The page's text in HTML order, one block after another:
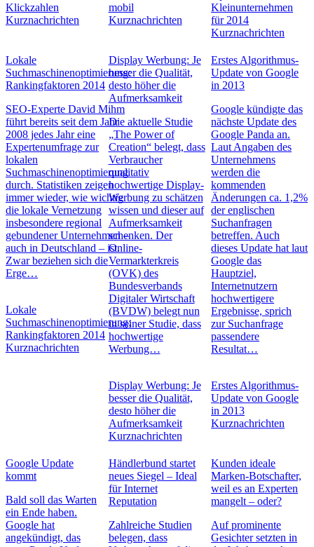
Klickzahlen
Kurznachrichten
mobil
Kurznachrichten
Kleinunternehmen
für 2014
Kurznachrichten
Lokale
Suchmaschinenoptimierung:
Rankingfaktoren 2014
SEO-Experte David Mihm
führt bereits seit dem Jahr
2008 jedes Jahr eine
Expertenumfrage zur
lokalen
Suchmaschinenoptimierung
durch. Statistiken zeigen
immer wieder, wie wichtig
die lokale Vernetzung
insbesondere regional
gebundener Unternehmen –
auch in Deutschland – ist.
Zwar beziehen sich die
Erge…
Lokale
Suchmaschinenoptimierung:
Rankingfaktoren 2014
Kurznachrichten
Display Werbung: Je
besser die Qualität,
desto höher die
Aufmerksamkeit
Die aktuelle Studie
„The Power of
Creation“ belegt, dass
Verbraucher
qualitativ
hochwertige Display-
Werbung zu schätzen
wissen und dieser auf
Aufmerksamkeit
schenken. Der
Online-
Vermarkterkreis
(OVK) des
Bundesverbands
Digitaler Wirtschaft
(BVDW) belegt nun
in seiner Studie, dass
hochwertige
Werbung…
Display Werbung: Je
besser die Qualität,
desto höher die
Aufmerksamkeit
Kurznachrichten
Erstes Algorithmus-
Update von Google
in 2013
Google kündigte das
nächste Update des
Google Panda an.
Laut Angaben des
Unternehmens
werden die
kommenden
Änderungen ca. 1,2%
der englischen
Suchanfragen
betreffen. Auch
dieses Update hat laut
Google das
Hauptziel,
Internetnutzern
hochwertigere
Ergebnisse, sprich
zur Suchanfrage
passendere
Resultat…
Erstes Algorithmus-
Update von Google
in 2013
Kurznachrichten
Google Update
kommt
Bald soll das Warten
ein Ende haben.
Google hat
angekündigt, das
Händlerbund startet
neues Siegel – Ideal
für Internet
Reputation
Zahlreiche Studien
belegen, dass
Kunden ideale
Marken-Botschafter,
weil es an Experten
mangelt – oder?
Auf prominente
Gesichter setzten in